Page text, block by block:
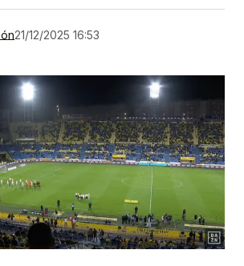
21/12/2025 16:53